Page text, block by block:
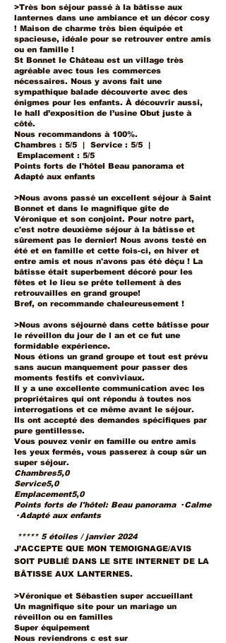
>Très bon séjour passé à la bâtisse aux
lanternes dans une ambiance et un décor cosy
! Maison de charme très bien équipée et
spacieuse, idéale pour se retrouver entre amis
ou en famille !
St Bonnet le Château est un village très
agréable avec tous les commerces
nécessaires. Nous y avons fait une
sympathique balade découverte avec des
énigmes pour les enfants. À découvrir aussi,
le hall d’exposition de l’usine Obut juste à
côté.
Nous recommandons à 100%.
Chambres : 5/5 | Service : 5/5 |
Emplacement : 5/5
Points forts de l'hôtel Beau panorama et
Adapté aux enfants
>Nous avons passé un excellent séjour à Saint
Bonnet et dans le magnifique gîte de
Véronique et son conjoint. Pour notre part,
c'est notre deuxième séjour à la bâtisse et
sûrement pas le dernier! Nous avons testé en
été et en famille et cette fois-ci, en hiver et
entre amis et nous n'avons pas été déçu ! La
bâtisse était superbement décoré pour les
fêtes et le lieu se prête tellement à des
retrouvailles en grand groupe!
Bref, on recommande chaleureusement !
>Nous avons séjourné dans cette bâtisse pour
le réveillon du jour de l an et ce fut une
formidable expérience.
Nous étions un grand groupe et tout est prévu
sans aucun manquement pour passer des
moments festifs et conviviaux.
Il y a une excellente communication avec les
propriétaires qui ont répondu à toutes nos
interrogations et ce même avant le séjour.
Ils ont accepté des demandes spécifiques par
pure gentillesse.
Vous pouvez venir en famille ou entre amis
les yeux fermés, vous passerez à coup sûr un
super séjour.
Chambres5,0
Service5,0
Emplacement5,0
Points forts de l'hôtel: Beau panorama · Calme
· Adapté aux enfants
***** 5 étoiles / janvier 2024
J’ACCEPTE QUE MON TEMOIGNAGE/AVIS
SOIT PUBLIÉ DANS LE SITE INTERNET DE LA
BÂTISSE AUX LANTERNES.
>Véronique et Sébastien super accueillant
Un magnifique site pour un mariage un
réveillon ou en familles
Super équipement
Nous reviendrons c est sur